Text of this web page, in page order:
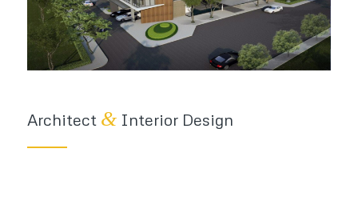
Architect &Interior Design